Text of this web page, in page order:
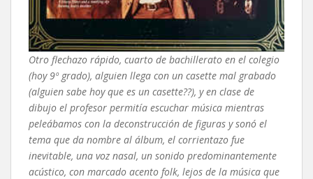
Otro flechazo rápido, cuarto de bachillerato en el colegio
(hoy 9º grado), alguien llega con un casette mal grabado
(alguien sabe hoy que es un casette??), y en clase de
dibujo el profesor permitía escuchar música mientras
peleábamos con la deconstrucción de figuras y sonó el
tema que da nombre al álbum, el corrientazo fue
inevitable, una voz nasal, un sonido predominantemente
acústico, con marcado acento folk, lejos de la música que